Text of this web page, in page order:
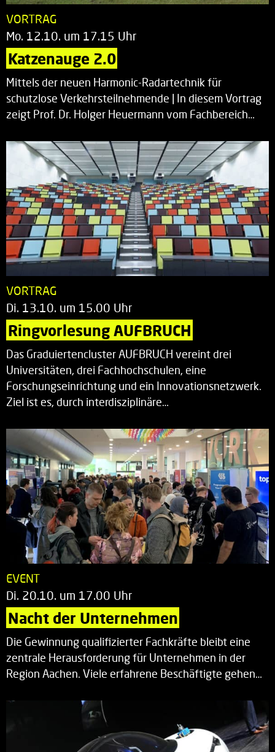
VORTRAG
Mo. 12.10. um 17.15 Uhr
Katzenauge 2.0
Mittels der neuen Harmonic-Radartechnik für
schutzlose Verkehrsteilnehmende | In diesem Vortrag
zeigt Prof. Dr. Holger Heuermann vom Fachbereich…
VORTRAG
Di. 13.10. um 15.00 Uhr
Ringvorlesung AUFBRUCH
Das Graduiertencluster AUFBRUCH vereint drei
Universitäten, drei Fachhochschulen, eine
Forschungseinrichtung und ein Innovationsnetzwerk.
Ziel ist es, durch interdisziplinäre…
EVENT
Di. 20.10. um 17.00 Uhr
Nacht der Unternehmen
Die Gewinnung qualifizierter Fachkräfte bleibt eine
zentrale Herausforderung für Unternehmen in der
Region Aachen. Viele erfahrene Beschäftigte gehen…